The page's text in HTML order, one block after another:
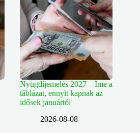
Nyugdíjemelés 2027 – Íme a
táblázat, ennyit kapnak az
idősek januártól
2026-08-08